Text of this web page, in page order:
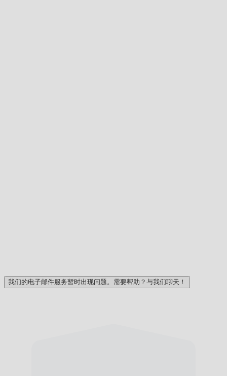
我们的电子邮件服务暂时出现问题。需要帮助？与我们聊天！